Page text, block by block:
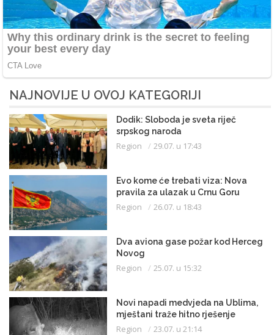
NAJNOVIJE U OVOJ KATEGORIJI
Dodik: Sloboda je sveta riječ
srpskog naroda
Region 29.07. u 17:43
Evo kome će trebati viza: Nova
pravila za ulazak u Crnu Goru
Region 26.07. u 18:43
Dva aviona gase požar kod Herceg
Novog
Region 25.07. u 15:32
Novi napadi medvjeda na Ublima,
mještani traže hitno rješenje
Region 23.07. u 21:14